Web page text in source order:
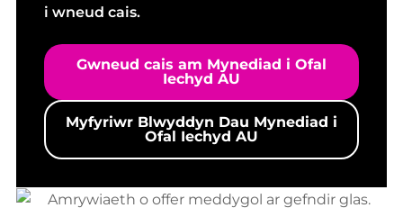
i wneud cais.
Gwneud cais am Mynediad i Ofal
Iechyd AU
Myfyriwr Blwyddyn Dau Mynediad i
Ofal Iechyd AU